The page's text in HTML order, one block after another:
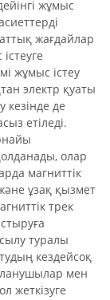
жұмыс
жағдайлар
жұмыс істеу
электр қуаты
кезінде де
етіледі.
олар
магниттік
ұзақ қызмет
трек
туралы
кездейсоқ
мен
жеткізуге